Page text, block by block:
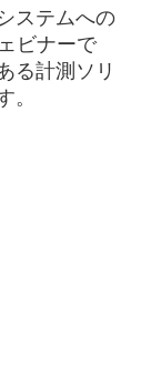
ステムへの
ビナーで
る計測ソリ